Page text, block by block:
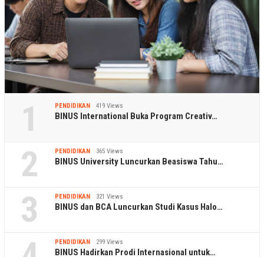
1 PENDIDIKAN 419 Views
BINUS International Buka Program Creativ…
2 PENDIDIKAN 365 Views
BINUS University Luncurkan Beasiswa Tahu…
3 PENDIDIKAN 321 Views
BINUS dan BCA Luncurkan Studi Kasus Halo…
PENDIDIKAN 299 Views
BINUS Hadirkan Prodi Internasional untuk…